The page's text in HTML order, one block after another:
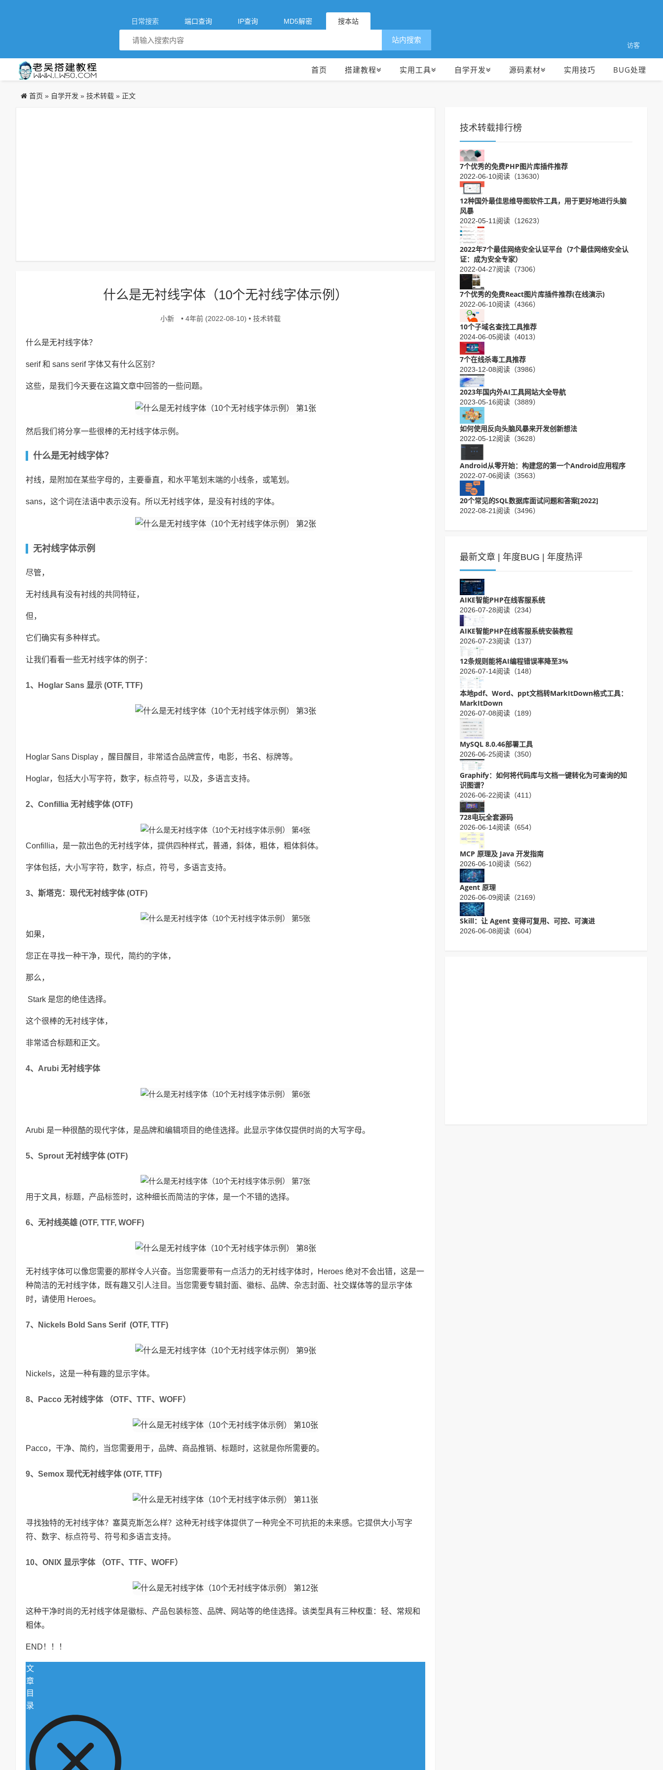
日常搜索 端口查询 IP查询 MD5解密 搜本站
访客
站内搜索
首页 搭建教程 实用工具 自学开发 源码素材 实用技巧 BUG处理
首页 » 自学开发 » 技术转载 » 正文
什么是无衬线字体（10个无衬线字体示例）
小新 • 4年前 (2022-08-10) • 技术转载
什么是无衬线字体？
serif 和 sans serif 字体又有什么区别？
这些，是我们今天要在这篇文章中回答的一些问题。
然后我们将分享一些很棒的无衬线字体示例。
什么是无衬线字体？
衬线，是附加在某些字母的，主要垂直，和水平笔划末端的小线条，或笔划。
sans，这个词在法语中表示没有。所以无衬线字体，是没有衬线的字体。
无衬线字体示例
尽管，
无衬线具有没有衬线的共同特征，
但，
它们确实有多种样式。
让我们看看一些无衬线字体的例子：
1、Hoglar Sans 显示 (OTF, TTF)
Hoglar Sans Display ，醒目醒目，非常适合品牌宣传，电影，书名、标牌等。
Hoglar，包括大小写字符，数字，标点符号，以及，多语言支持。
2、Confillia 无衬线字体 (OTF)
Confillia，是一款出色的无衬线字体，提供四种样式，普通，斜体，粗体，粗体斜体。
字体包括，大小写字符，数字，标点，符号，多语言支持。
3、斯塔克：现代无衬线字体 (OTF)
如果，
您正在寻找一种干净，现代，简约的字体，
那么，
Stark 是您的绝佳选择。
这个很棒的无衬线字体，
非常适合标题和正文。
4、Arubi 无衬线字体
Arubi 是一种很酷的现代字体，是品牌和编辑项目的绝佳选择。此显示字体仅提供时尚的大写字母。
5、Sprout 无衬线字体 (OTF)
用于文具，标题，产品标签时，这种细长而简洁的字体，是一个不错的选择。
6、无衬线英雄 (OTF, TTF, WOFF)
无衬线字体可以像您需要的那样令人兴奋。当您需要带有一点活力的无衬线字体时，Heroes 绝对不会出错，这是一
种简洁的无衬线字体，既有趣又引人注目。当您需要专辑封面、徽标、品牌、杂志封面、社交媒体等的显示字体
时，请使用 Heroes。
7、Nickels Bold Sans Serif (OTF, TTF)
Nickels，这是一种有趣的显示字体。
8、Pacco 无衬线字体 （OTF、TTF、WOFF）
Pacco，干净、简约，当您需要用于，品牌、商品推销、标题时，这就是你所需要的。
9、Semox 现代无衬线字体 (OTF, TTF)
寻找独特的无衬线字体？塞莫克斯怎么样？这种无衬线字体提供了一种完全不可抗拒的未来感。它提供大小写字
符、数字、标点符号、符号和多语言支持。
10、ONIX 显示字体 （OTF、TTF、WOFF）
这种干净时尚的无衬线字体是徽标、产品包装标签、品牌、网站等的绝佳选择。该类型具有三种权重：轻、常规和
粗体。
END！！！
文
章
目
录
技术转载排行榜
7个优秀的免费​PHP图片库插件推荐
2022-06-10阅读（13630）
12种国外最佳思维导图软件工具，用于更好地进行头脑
风暴
2022-05-11阅读（12623）
2022年7个最佳网络安全认证平台（7个最佳网络安全认
证：成为安全专家）
2022-04-27阅读（7306）
7个优秀的免费​React图片库插件推荐(在线演示)
2022-06-10阅读（4366）
10个子域名查找工具推荐
2024-06-05阅读（4013）
7个在线杀毒工具推荐
2023-12-08阅读（3986）
2023年国内外AI工具网站大全导航
2023-05-16阅读（3889）
如何使用反向头脑风暴来开发创新想法
2022-05-12阅读（3628）
Android从零开始：构建您的第一个Android应用程序
2022-07-06阅读（3563）
20个常见的SQL数据库面试问题和答案[2022]
2022-08-21 阅读（3496）
最新文章 | 年度BUG | 年度热评
AIKE智能PHP在线客服系统
2026-07-28阅读（234）
AIKE智能PHP在线客服系统安装教程
2026-07-23阅读（137）
12条规则能将AI编程错误率降至3%
2026-07-14阅读（148）
本地pdf、Word、ppt文档转MarkItDown格式工具：
MarkItDown
2026-07-08阅读（189）
MySQL 8.0.46部署工具
2026-06-25阅读（350）
Graphify：如何将代码库与文档一键转化为可查询的知
识图谱？
2026-06-22阅读（411）
728电玩全套源码
2026-06-14阅读（654）
MCP 原理及 Java 开发指南
2026-06-10阅读（562）
Agent 原理
2026-06-09阅读（2169）
Skill：让 Agent 变得可复用、可控、可演进
2026-06-08阅读（604）